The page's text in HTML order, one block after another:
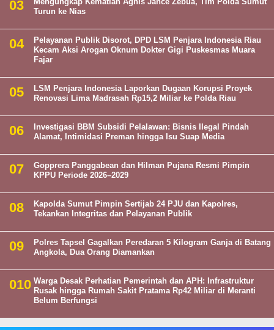
Turun ke Nias
Pelayanan Publik Disorot, DPD LSM Penjara Indonesia Riau
Kecam Aksi Arogan Oknum Dokter Gigi Puskesmas Muara
Fajar
LSM Penjara Indonesia Laporkan Dugaan Korupsi Proyek
Renovasi Lima Madrasah Rp15,2 Miliar ke Polda Riau
Investigasi BBM Subsidi Pelalawan: Bisnis Ilegal Pindah
Alamat, Intimidasi Preman hingga Isu Suap Media
Gopprera Panggabean dan Hilman Pujana Resmi Pimpin
KPPU Periode 2026–2029
Kapolda Sumut Pimpin Sertijab 24 PJU dan Kapolres,
Tekankan Integritas dan Pelayanan Publik
Polres Tapsel Gagalkan Peredaran 5 Kilogram Ganja di Batang
Angkola, Dua Orang Diamankan
Warga Desak Perhatian Pemerintah dan APH: Infrastruktur
Rusak hingga Rumah Sakit Pratama Rp42 Miliar di Meranti
Belum Berfungsi